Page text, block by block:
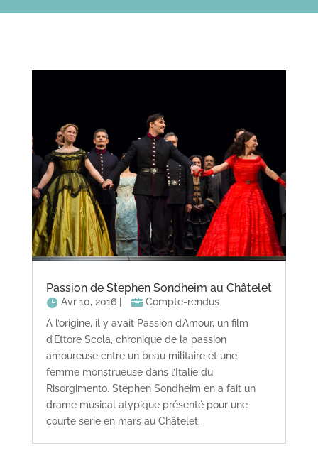
Passion de Stephen Sondheim au Châtelet
Avr 10, 2016|
Compte-rendus
A l’origine, il y avait Passion d’Amour, un film
d’Ettore Scola, chronique de la passion
amoureuse entre un beau militaire et une
femme monstrueuse dans l’Italie du
Risorgimento. Stephen Sondheim en a fait un
drame musical atypique présenté pour une
courte série en mars au Châtelet.